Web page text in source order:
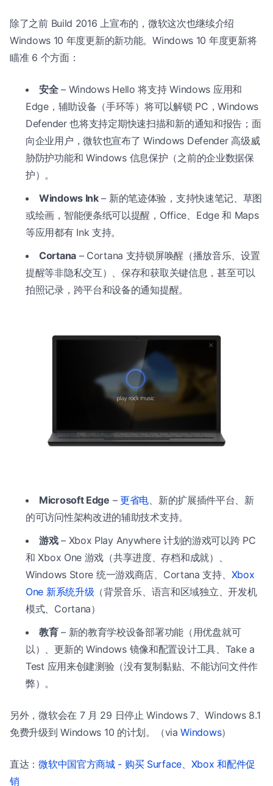
除了之前 Build 2016 上宣布的，微软这次也继续介绍
Windows 10 年度更新的新功能。Windows 10 年度更新将
瞄准 6 个方面：
安全– Windows Hello 将支持 Windows 应用和
Edge，辅助设备（手环等）将可以解锁 PC，Windows
Defender 也将支持定期快速扫描和新的通知和报告；面
向企业用户，微软也宣布了 Windows Defender 高级威
胁防护功能和 Windows 信息保护（之前的企业数据保
护）。
Windows Ink– 新的笔迹体验，支持快速笔记、草图
或绘画，智能便条纸可以提醒，Office、Edge 和 Maps
等应用都有 Ink 支持。
Cortana– Cortana 支持锁屏唤醒（播放音乐、设置
提醒等非隐私交互）、保存和获取关键信息，甚至可以
拍照记录，跨平台和设备的通知提醒。
Microsoft Edge – 更省电、新的扩展插件平台、新
的可访问性架构改进的辅助技术支持。
游戏– Xbox Play Anywhere 计划的游戏可以跨 PC
和 Xbox One 游戏（共享进度、存档和成就）、
Windows Store 统一游戏商店、Cortana 支持、 Xbox
One 新系统升级 （背景音乐、语言和区域独立、开发机
模式、Cortana）
教育– 新的教育学校设备部署功能（用优盘就可
以）、更新的 Windows 镜像和配置设计工具、Take a
Test 应用来创建测验（没有复制黏贴、不能访问文件作
弊）。
另外，微软会在 7 月 29 日停止 Windows 7、Windows 8.1
免费升级到 Windows 10 的计划。（viaWindows）
直达：微软中国官方商城 - 购买 Surface、Xbox 和配件促
销